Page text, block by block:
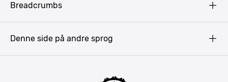
Breadcrumbs
Denne side på andre sprog